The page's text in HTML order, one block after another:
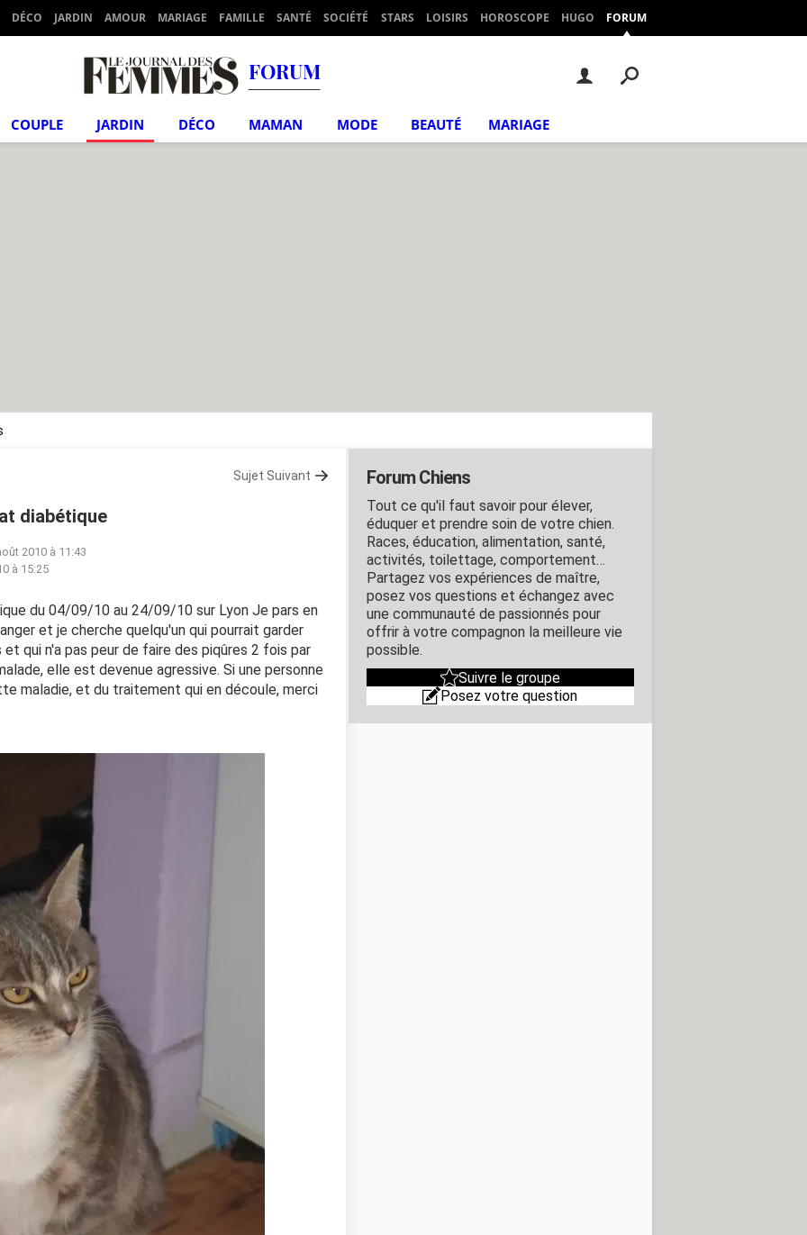
DÉCO JARDIN AMOUR MARIAGE FAMILLE SANTÉ SOCIÉTÉ STARS LOISIRS HOROSCOPE HUGO FORUM
FORUM
COUPLE JARDIN DÉCO MAMAN MODE BEAUTÉ MARIAGE
Sujet Suivant
diabétique
2010 à 11:43
à 15:25
du 04/09/10 au 24/09/10 sur Lyon Je pars en
et je cherche quelqu'un qui pourrait garder
qui n'a pas peur de faire des piqûres 2 fois par
elle est devenue agressive. Si une personne
maladie, et du traitement qui en découle, merci
Forum Chiens
Tout ce qu'il faut savoir pour élever,
éduquer et prendre soin de votre chien.
Races, éducation, alimentation, santé,
activités, toilettage, comportement…
Partagez vos expériences de maître,
posez vos questions et échangez avec
une communauté de passionnés pour
offrir à votre compagnon la meilleure vie
possible.
Suivre le groupe
Posez votre question